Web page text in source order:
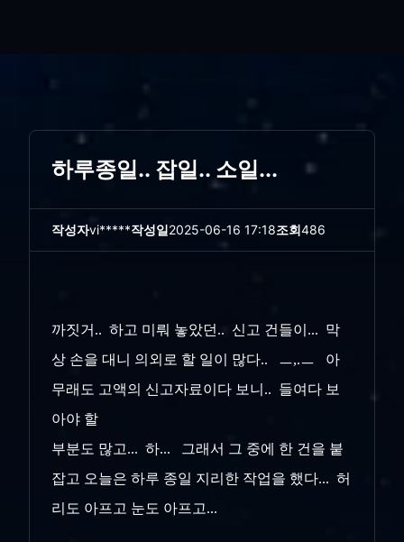
하루종일.. 잡일.. 소일...
작성자vi*****작성일2025-06-16 17:18조회486
까짓거.. 하고 미뤄 놓았던.. 신고 건들이... 막
상 손을 대니 의외로 할 일이 많다.. ㅡ,.ㅡ 아
무래도 고액의 신고자료이다 보니.. 들여다 보
아야 할
부분도 많고... 하... 그래서 그 중에 한 건을 붙
잡고 오늘은 하루 종일 지리한 작업을 했다... 허
리도 아프고 눈도 아프고...